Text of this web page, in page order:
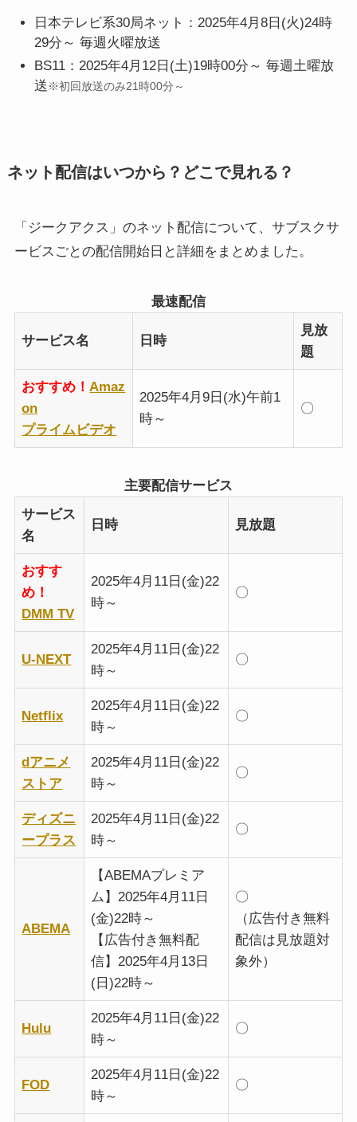
日本テレビ系30局ネット：2025年4月8日(火)24時
29分～ 毎週火曜放送
BS11：2025年4月12日(土)19時00分～ 毎週土曜放
送 ※初回放送のみ21時00分～
ネット配信はいつから？どこで見れる？
「ジークアクス」のネット配信について、サブスクサ
ービスごとの配信開始日と詳細をまとめました。
最速配信
サービス名 日時
見放
題
おすすめ！ Amaz
on
プライムビデオ
2025年4月9日(水)午前1
時～
〇
主要配信サービス
サービス
名
日時 見放題
おすす
め！
DMM TV
2025年4月11日(金)22
時～
〇
U-NEXT
2025年4月11日(金)22
時～
〇
Netflix
2025年4月11日(金)22
時～
〇
dアニメ
ストア
2025年4月11日(金)22
時～
〇
ディズニ
ープラス
2025年4月11日(金)22
時～
〇
ABEMA
【ABEMAプレミア
ム】2025年4月11日
(金)22時～
【広告付き無料配
信】2025年4月13日
(日)22時～
〇
（広告付き無料
配信は見放題対
象外）
Hulu
2025年4月11日(金)22
時～
〇
FOD
2025年4月11日(金)22
時～
〇